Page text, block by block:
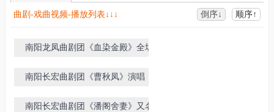
曲剧-戏曲视频-播放列表↓↓↓ 倒序↓ 顺序↑
南阳龙凤曲剧团《血染金殿》全场戏
南阳长宏曲剧团《曹秋凤》演唱
南阳长宏曲剧团《潘阁舍妻》又名